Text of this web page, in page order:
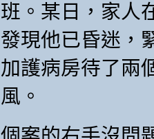
班。某日，家人
發現他已昏迷，
加護病房待了兩
風。